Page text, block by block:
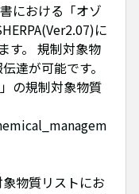
における「オゾ
に
す。 規制対象物
達が可能です。
の規制対象物質
物質リストにお